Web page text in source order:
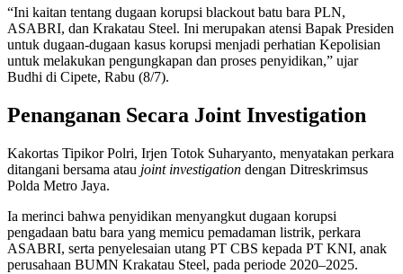
“Ini kaitan tentang dugaan korupsi blackout batu bara PLN,
ASABRI, dan Krakatau Steel. Ini merupakan atensi Bapak Presiden
untuk dugaan-dugaan kasus korupsi menjadi perhatian Kepolisian
untuk melakukan pengungkapan dan proses penyidikan,” ujar
Budhi di Cipete, Rabu (8/7).
Penanganan Secara Joint Investigation
Kakortas Tipikor Polri, Irjen Totok Suharyanto, menyatakan perkara
ditangani bersama atau joint investigation dengan Ditreskrimsus
Polda Metro Jaya.
Ia merinci bahwa penyidikan menyangkut dugaan korupsi
pengadaan batu bara yang memicu pemadaman listrik, perkara
ASABRI, serta penyelesaian utang PT CBS kepada PT KNI, anak
perusahaan BUMN Krakatau Steel, pada periode 2020–2025.